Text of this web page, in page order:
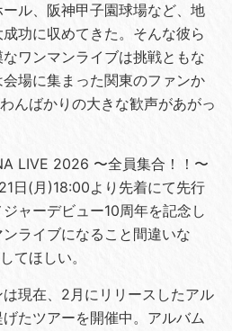
ル、阪神甲子園球場など、地
功に収めてきた。そんな彼ら
ワンマンライブは挑戦ともな
場に集まった関東のファンか
んばかりの大きな歓声があがっ
LIVE 2026 〜全員集合！！〜
日(月)18:00より先着にて先行
ャーデビュー10周年を記念し
ライブになること間違いな
てほしい。
現在、2月にリリースしたアル
たツアーを開催中。アルバム